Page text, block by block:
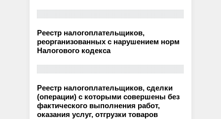
Реестр налогоплательщиков,
реорганизованных с нарушением норм
Налогового кодекса
Реестр налогоплательщиков, сделки
(операции) с которыми совершены без
фактического выполнения работ,
оказания услуг, отгрузки товаров